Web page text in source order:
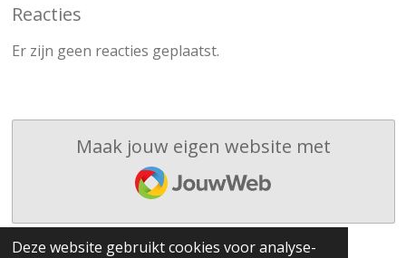
Deze website gebruikt cookies voor analyse-
Reacties
Er zijn geen reacties geplaatst.
Maak jouw eigen website met
JouwWeb